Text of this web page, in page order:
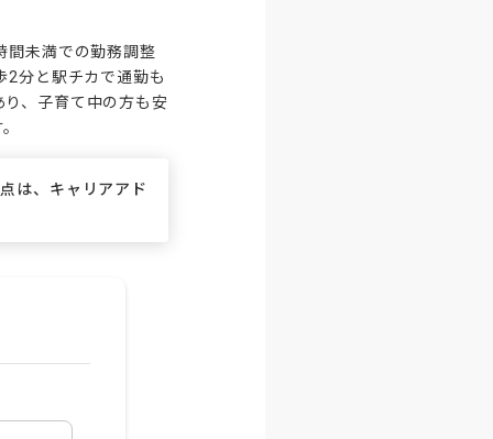
間未満での勤務調整
2分と駅チカで通勤も
、子育て中の方も安
は、キャリアアド